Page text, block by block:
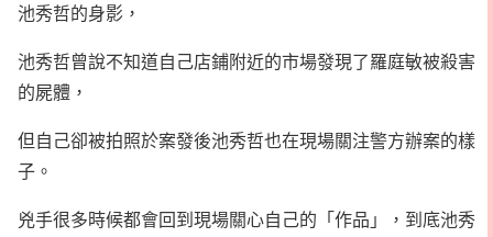
池秀哲的身影，
池秀哲曾說不知道自己店鋪附近的市場發現了羅庭敏被殺害
的屍體，
但自己卻被拍照於案發後池秀哲也在現場關注警方辦案的樣
子。
兇手很多時候都會回到現場關心自己的「作品」，到底池秀